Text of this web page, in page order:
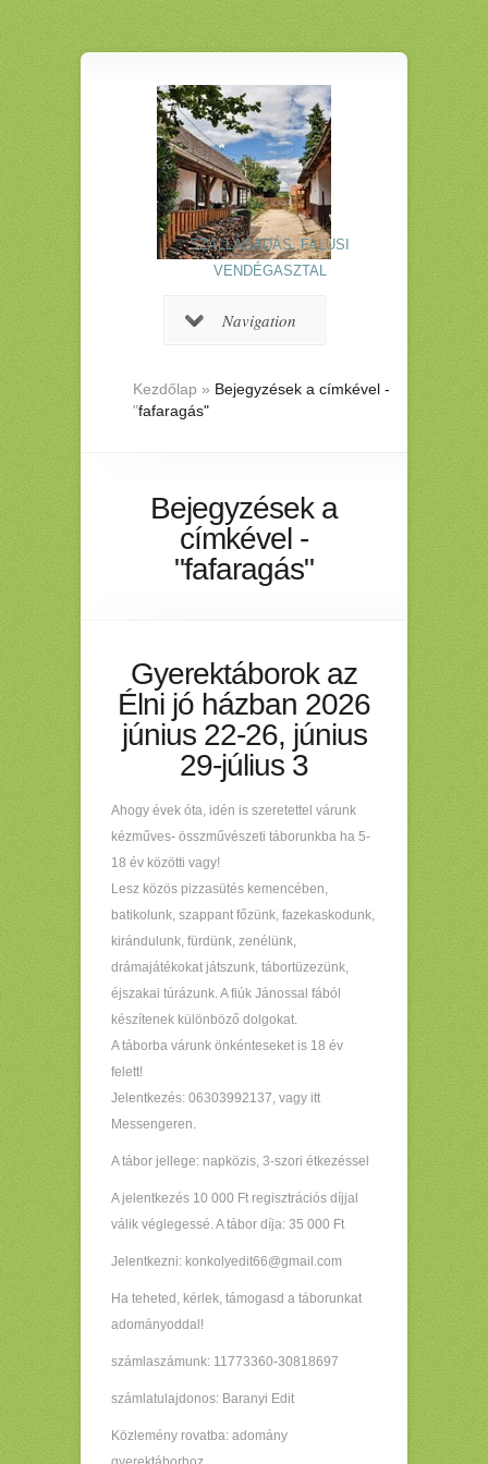
SZÁLLÁSADÁS, FALUSI
VENDÉGASZTAL
Navigation
Kezdőlap » Bejegyzések a címkével -
"fafaragás"
Bejegyzések a
címkével -
"fafaragás"
Gyerektáborok az
Élni jó házban 2026
június 22-26, június
29-július 3
Ahogy évek óta, idén is szeretettel várunk
kézműves- összművészeti táborunkba ha 5-
18 év közötti vagy!
Lesz közös pizzasütés kemencében,
batikolunk, szappant főzünk, fazekaskodunk,
kirándulunk, fürdünk, zenélünk,
drámajátékokat játszunk, tábortüzezünk,
éjszakai túrázunk. A fiúk Jánossal fából
készítenek különböző dolgokat.
A táborba várunk önkénteseket is 18 év
felett!
Jelentkezés: 06303992137, vagy itt
Messengeren.
A tábor jellege: napközis, 3-szori étkezéssel
A jelentkezés 10 000 Ft regisztrációs díjjal
válik véglegessé. A tábor díja: 35 000 Ft
Jelentkezni: konkolyedit66@gmail.com
Ha teheted, kérlek, támogasd a táborunkat
adományoddal!
számlaszámunk: 11773360-30818697
számlatulajdonos: Baranyi Edit
Közlemény rovatba: adomány